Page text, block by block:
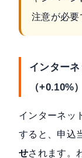
注意が必要
インター
（+0.10%）
インターネッ
すると、申込
せされます。